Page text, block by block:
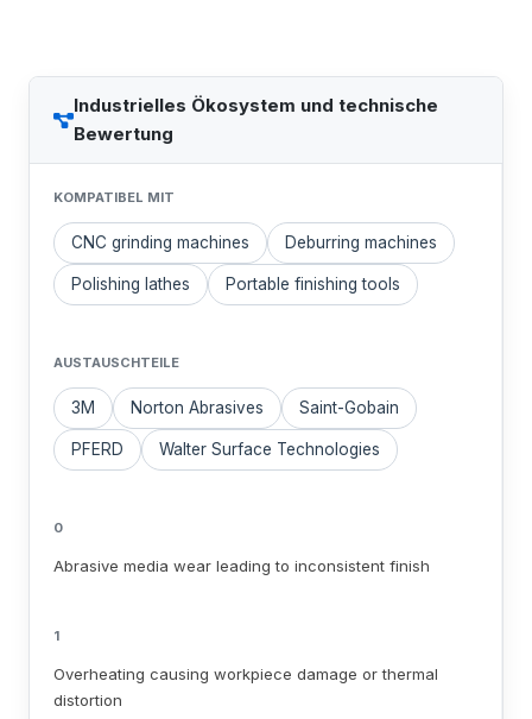
Industrielles Ökosystem und technische
Bewertung
KOMPATIBEL MIT
CNC grinding machines Deburring machines
Polishing lathes Portable finishing tools
AUSTAUSCHTEILE
3M Norton Abrasives Saint-Gobain
PFERD Walter Surface Technologies
0
Abrasive media wear leading to inconsistent finish
1
Overheating causing workpiece damage or thermal
distortion